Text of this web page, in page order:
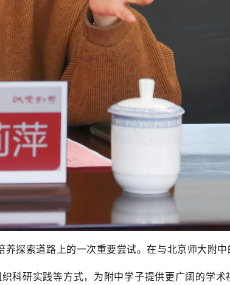
探索道路上的一次重要尝试。在与北京师大附中
科研实践等方式，为附中学子提供更广阔的学